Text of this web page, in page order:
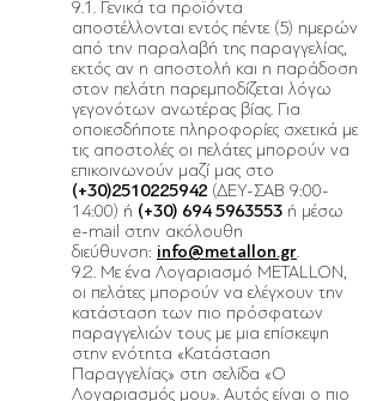
9.1. Γενικά τα προϊόντα
αποστέλλονται εντός πέντε (5) ημερών
από την παραλαβή της παραγγελίας,
εκτός αν η αποστολή και η παράδοση
στον πελάτη παρεμποδίζεται λόγω
γεγονότων ανωτέρας βίας. Για
οποιεσδήποτε πληροφορίες σχετικά με
τις αποστολές οι πελάτες μπορούν να
επικοινωνούν μαζί μας στο
(+30)2510225942 (ΔΕΥ-ΣΑΒ 9:00-
14:00) ή (+30) 694 5963553 ή μέσω
e-mail στην ακόλουθη
διεύθυνση: info@metallon.gr.
9.2. Με ένα Λογαριασμό METALLON,
οι πελάτες μπορούν να ελέγχουν την
κατάσταση των πιο πρόσφατων
παραγγελιών τους με μια επίσκεψη
στην ενότητα «Κατάσταση
Παραγγελίας» στη σελίδα «Ο
Λογαριασμός μου». Αυτός είναι ο πιο